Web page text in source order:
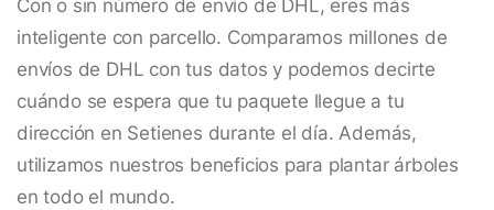
Con o sin número de envío de DHL, eres más
inteligente con parcello. Comparamos millones de
envíos de DHL con tus datos y podemos decirte
cuándo se espera que tu paquete llegue a tu
dirección en Setienes durante el día. Además,
utilizamos nuestros beneficios para plantar árboles
en todo el mundo.